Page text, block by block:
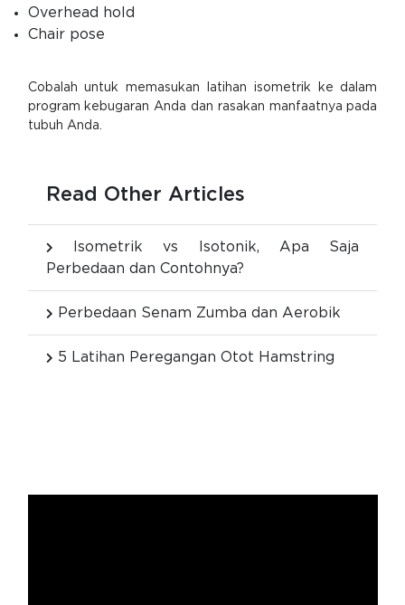
Overhead hold
Chair pose
Cobalah untuk memasukan latihan isometrik ke dalam
program kebugaran Anda dan rasakan manfaatnya pada
tubuh Anda.
Read Other Articles
Isometrik vs Isotonik, Apa Saja
Perbedaan dan Contohnya?
Perbedaan Senam Zumba dan Aerobik
5 Latihan Peregangan Otot Hamstring